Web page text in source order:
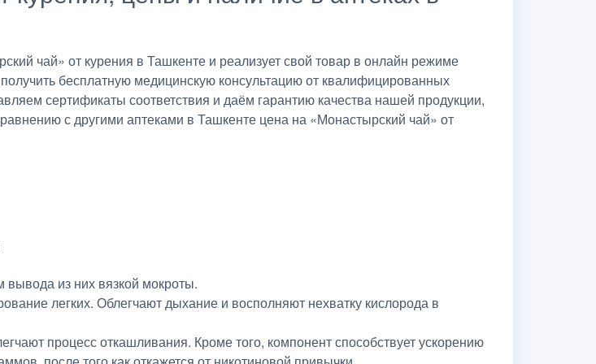
чай» от курения в Ташкенте и реализует свой товар в онлайн режиме
бесплатную медицинскую консультацию от квалифицированных
сертификаты соответствия и даём гарантию качества нашей продукции,
с другими аптеками в Ташкенте цена на «Монастырский чай» от
из них вязкой мокроты.
легких. Облегчают дыхание и восполняют нехватку кислорода в
процесс откашливания. Кроме того, компонент способствует ускорению